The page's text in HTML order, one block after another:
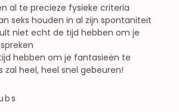
al te precieze fysieke criteria
seks houden in al zijn spontaniteit
niet echt de tijd hebben om je
hebben om je fantasieën te
zal heel, heel snel gebeuren!